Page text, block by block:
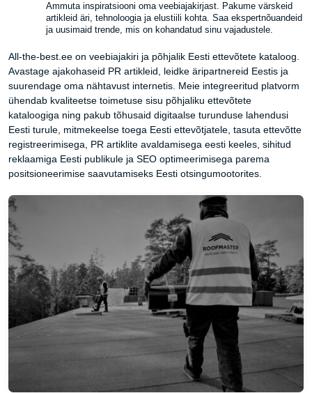
Ammuta inspiratsiooni oma veebiajakirjast. Pakume värskeid
artikleid äri, tehnoloogia ja elustiili kohta. Saa ekspertnõuandeid
ja uusimaid trende, mis on kohandatud sinu vajadustele.
All-the-best.ee on veebiajakiri ja põhjalik Eesti ettevõtete kataloog.
Avastage ajakohaseid PR artikleid, leidke äripartnereid Eestis ja
suurendage oma nähtavust internetis. Meie integreeritud platvorm
ühendab kvaliteetse toimetuse sisu põhjaliku ettevõtete
kataloogiga ning pakub tõhusaid digitaalse turunduse lahendusi
Eesti turule, mitmekeelse toega Eesti ettevõtjatele, tasuta ettevõtte
registreerimisega, PR artiklite avaldamisega eesti keeles, sihitud
reklaamiga Eesti publikule ja SEO optimeerimisega parema
positsioneerimise saavutamiseks Eesti otsingumootorites.